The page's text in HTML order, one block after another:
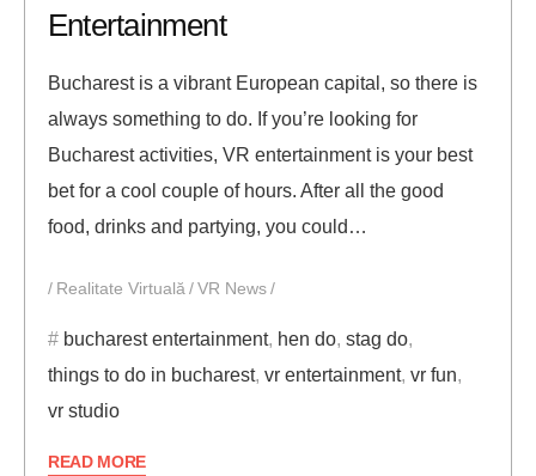
Entertainment
Bucharest is a vibrant European capital, so there is
always something to do. If you’re looking for
Bucharest activities, VR entertainment is your best
bet for a cool couple of hours. After all the good
food, drinks and partying, you could…
Realitate Virtuală VR News
bucharest entertainment, hen do, stag do,
things to do in bucharest, vr entertainment, vr fun,
vr studio
READ MORE